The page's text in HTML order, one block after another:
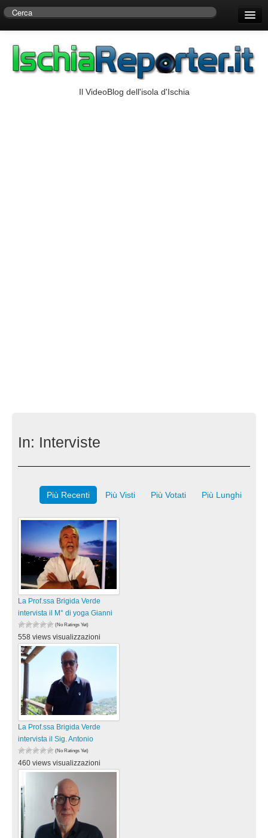
Centro di Ricerche Storiche D’Ambra
Il VideoBlog dell'isola d'Ischia
In: Interviste
Più Recenti Più Visti Più Votati Più Lunghi
La Prof.ssa Brigida Verde
intervista il M° di yoga Gianni
(No Ratings Yet)
558 views visualizzazioni
La Prof.ssa Brigida Verde
intervista il Sig. Antonio
(No Ratings Yet)
460 views visualizzazioni